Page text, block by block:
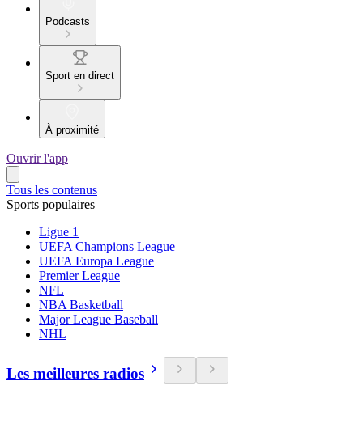
Podcasts
Sport en direct
À proximité
Ouvrir l'app
Tous les contenus
Sports populaires
Ligue 1
UEFA Champions League
UEFA Europa League
Premier League
NFL
NBA Basketball
Major League Baseball
NHL
Les meilleures radios